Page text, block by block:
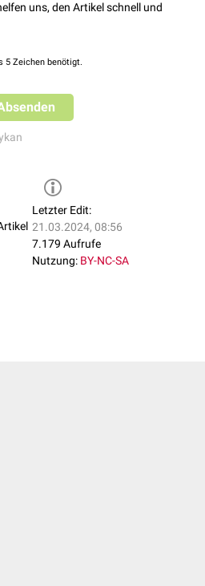
uns, den Artikel schnell und
5 Zeichen benötigt.
Letzter Edit:
21.03.2024, 08:56
7.179 Aufrufe
Nutzung: BY-NC-SA